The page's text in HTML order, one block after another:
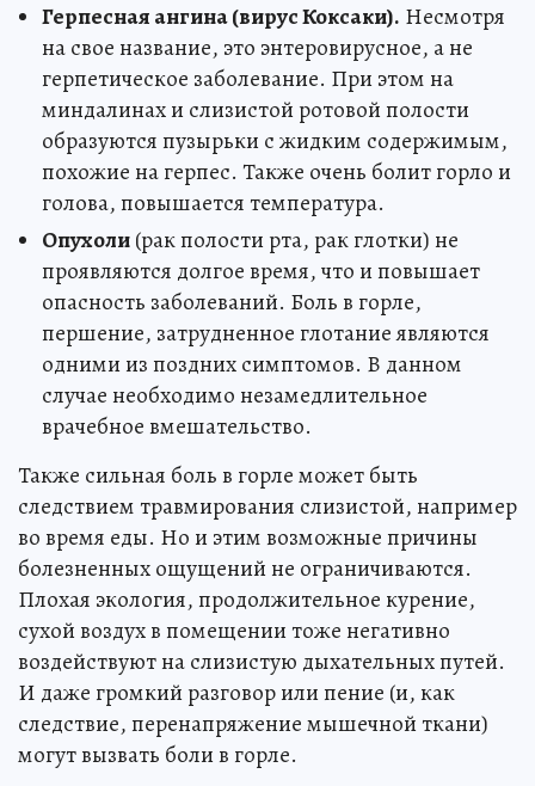
Герпесная ангина (вирус Коксаки). Несмотря
на свое название, это энтеровирусное, а не
герпетическое заболевание. При этом на
миндалинах и слизистой ротовой полости
образуются пузырьки с жидким содержимым,
похожие на герпес. Также очень болит горло и
голова, повышается температура.
Опухоли(рак полости рта, рак глотки) не
проявляются долгое время, что и повышает
опасность заболеваний. Боль в горле,
першение, затрудненное глотание являются
одними из поздних симптомов. В данном
случае необходимо незамедлительное
врачебное вмешательство.
Также сильная боль в горле может быть
следствием травмирования слизистой, например
во время еды. Но и этим возможные причины
болезненных ощущений не ограничиваются.
Плохая экология, продолжительное курение,
сухой воздух в помещении тоже негативно
воздействуют на слизистую дыхательных путей.
И даже громкий разговор или пение (и, как
следствие, перенапряжение мышечной ткани)
могут вызвать боли в горле.